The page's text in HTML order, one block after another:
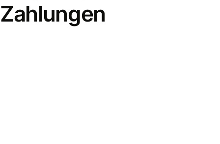
Zahlungen